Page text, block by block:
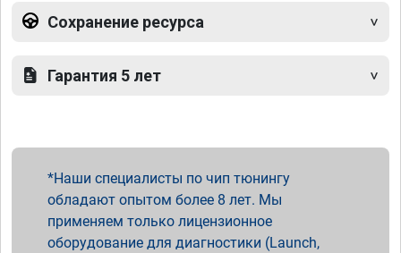
Сохранение ресурса
Гарантия 5 лет
Наши специалисты по чип тюнингу
обладают опытом более 8 лет. Мы
применяем только лицензионное
оборудование для диагностики (Launch,